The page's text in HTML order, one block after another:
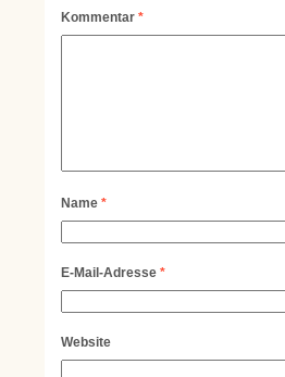
Kommentar *
Name *
E-Mail-Adresse *
Website